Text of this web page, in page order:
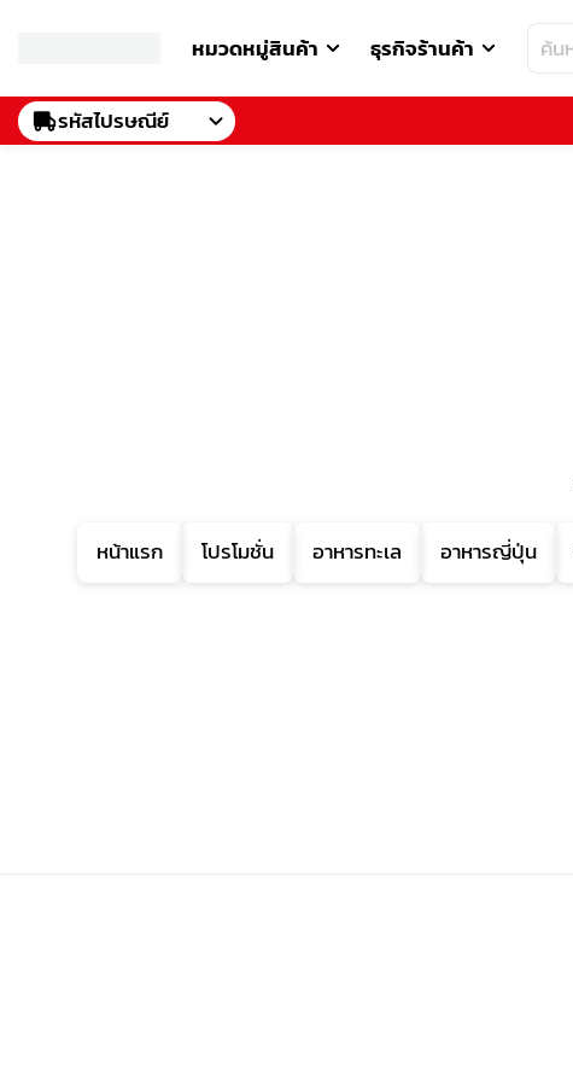
หมวดหมู่สินค้า ธุรกิจร้านค้า
รหัสไปรษณีย์
หน้าแรก โปรโมชั่น อาหารทะเล อาหารญี่ปุ่น